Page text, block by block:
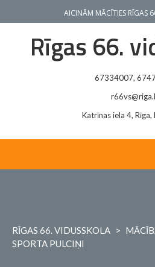
AICINĀM MĀCĪTIES RĪGAS
Rīgas 66.
67334007,
Katrīnas iela 4, Rīga,
RĪGAS 66. VIDUSSKOLA >
SPORTA PULCIŅI